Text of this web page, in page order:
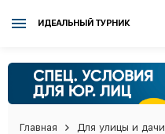
ИДЕАЛЬНЫЙ ТУРНИК
Главная Для улицы и дачи